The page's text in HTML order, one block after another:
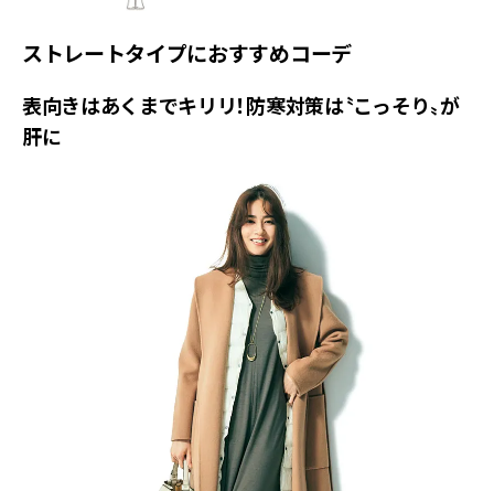
ストレートタイプにおすすめコーデ
表向きはあくまでキリリ！防寒対策は〝こっそり〟が
肝に